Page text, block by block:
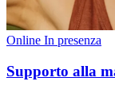
Online In presenza
Supporto alla